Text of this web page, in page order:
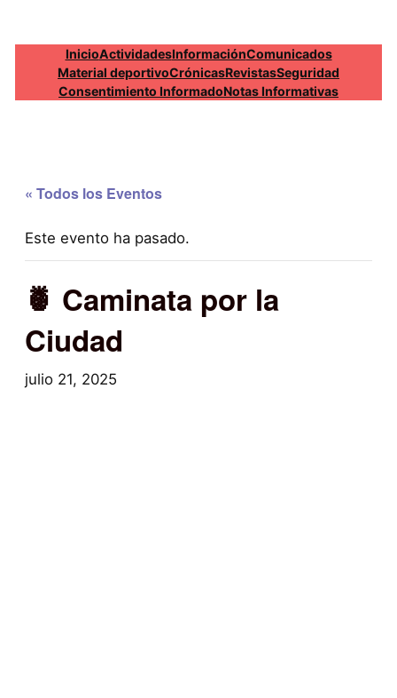
InicioActividadesInformaciónComunicados
Material deportivoCrónicasRevistasSeguridad
Consentimiento InformadoNotas Informativas
« Todos los Eventos
Este evento ha pasado.
🍍 Caminata por la
Ciudad
julio 21, 2025